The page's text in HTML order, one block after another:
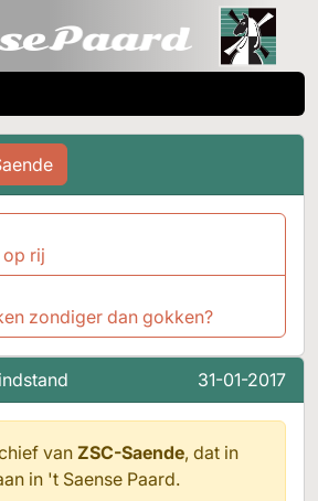
31-01-2017
van ZSC-Saende, dat in
in 't Saense Paard.
op rij
zondiger dan gokken?